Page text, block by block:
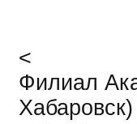
<
Филиал
Хабаровск)